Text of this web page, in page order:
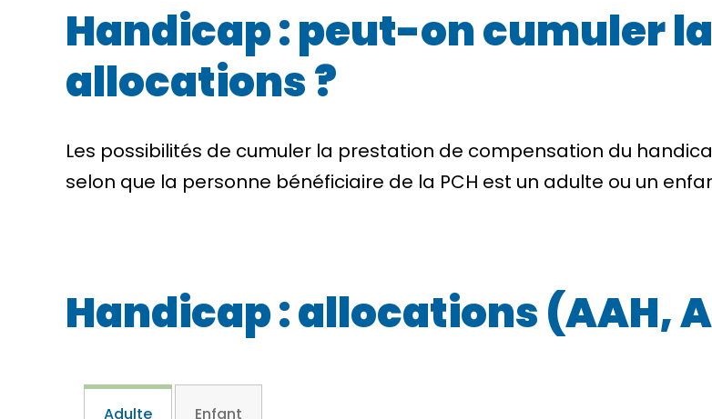
Handicap : peut-on cumuler
allocations ?
Les possibilités de cumuler la prestation de compensation du
selon que la personne bénéficiaire de la PCH est un adulte ou un
Handicap : allocations (AAH,
Adulte Enfant